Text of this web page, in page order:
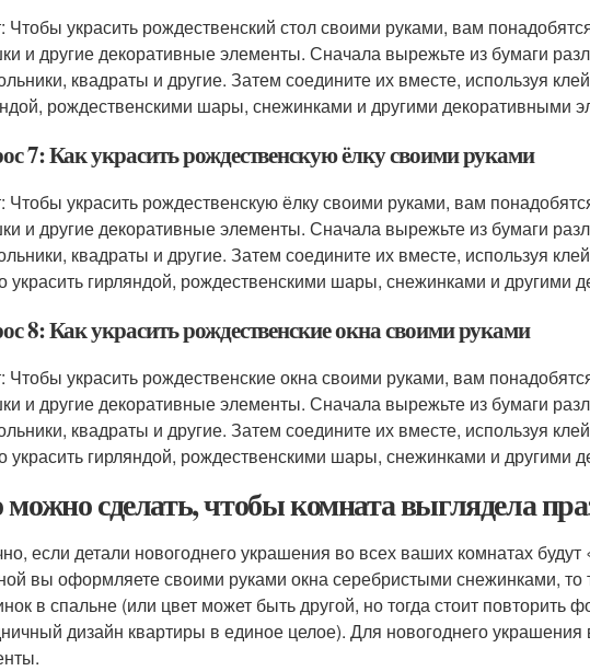
Чтобы украсить рождественский стол своими руками, вам
и другие декоративные элементы. Сначала вырежьте из бумаги
квадраты и другие. Затем соедините их вместе, используя
рождественскими шары, снежинками и другими декоративными
7: Как украсить рождественскую ёлку своими руками
Чтобы украсить рождественскую ёлку своими руками, вам
и другие декоративные элементы. Сначала вырежьте из бумаги
квадраты и другие. Затем соедините их вместе, используя
украсить гирляндой, рождественскими шары, снежинками и другими
8: Как украсить рождественские окна своими руками
Чтобы украсить рождественские окна своими руками, вам
и другие декоративные элементы. Сначала вырежьте из бумаги
квадраты и другие. Затем соедините их вместе, используя
украсить гирляндой, рождественскими шары, снежинками и другими
сделать, чтобы комната выглядела
если детали новогоднего украшения во всех ваших комнатах будут
вы оформляете своими руками окна серебристыми снежинками, то
в спальне (или цвет может быть другой, но тогда стоит повторить
дизайн квартиры в единое целое). Для новогоднего